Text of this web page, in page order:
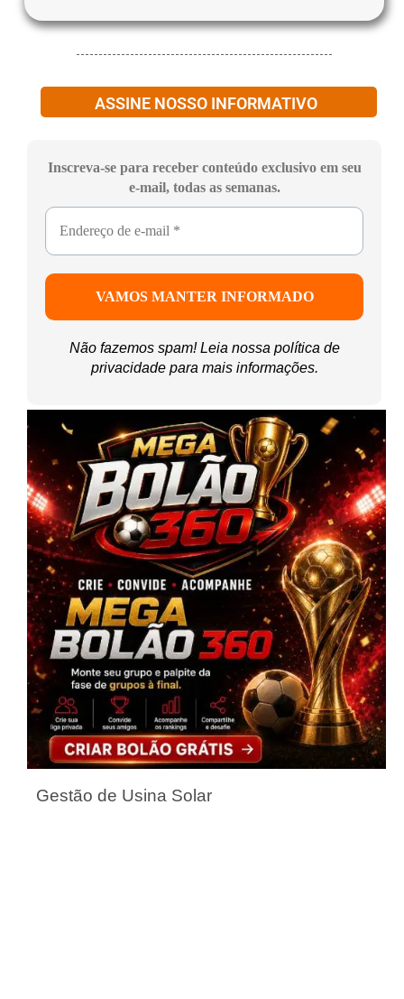
ASSINE NOSSO INFORMATIVO
Inscreva-se para receber conteúdo exclusivo em seu
e-mail, todas as semanas.
Não fazemos spam! Leia nossa política de
privacidadepara mais informações.
Gestão de Usina Solar